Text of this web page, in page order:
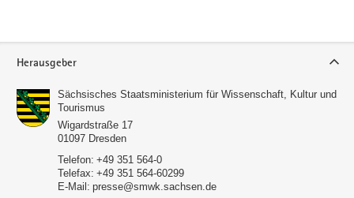
Herausgeber
Sächsisches Staatsministerium für Wissenschaft, Kultur und
Tourismus
Wigardstraße 17
01097 Dresden
Telefon: +49 351 564-0
Telefax: +49 351 564-60299
E-Mail: presse@smwk.sachsen.de